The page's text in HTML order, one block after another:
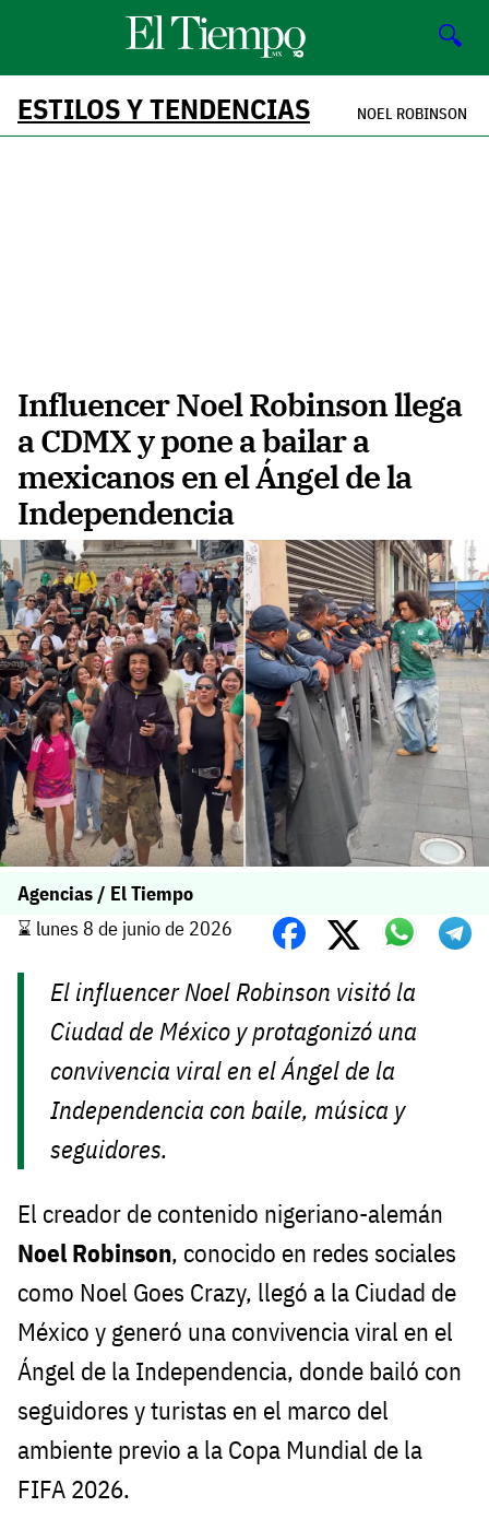
🔍
ESTILOS Y TENDENCIAS NOEL ROBINSON
Influencer Noel Robinson llega
a CDMX y pone a bailar a
mexicanos en el Ángel de la
Independencia
Agencias / El Tiempo
⌛️ lunes 8 de junio de 2026
El influencer Noel Robinson visitó la
Ciudad de México y protagonizó una
convivencia viral en el Ángel de la
Independencia con baile, música y
seguidores.
El creador de contenido nigeriano-alemán
Noel Robinson, conocido en redes sociales
como Noel Goes Crazy, llegó a la Ciudad de
México y generó una convivencia viral en el
Ángel de la Independencia, donde bailó con
seguidores y turistas en el marco del
ambiente previo a la Copa Mundial de la
FIFA 2026.